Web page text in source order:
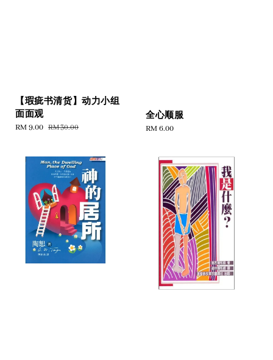
【瑕疵书清货】动力小组
面面观
Sale
RM 9.00 Regular
RM 30.00
全心顺服
Regular
RM 6.00